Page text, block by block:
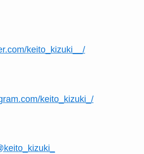
keito_kizuki__/
keito_kizuki_/